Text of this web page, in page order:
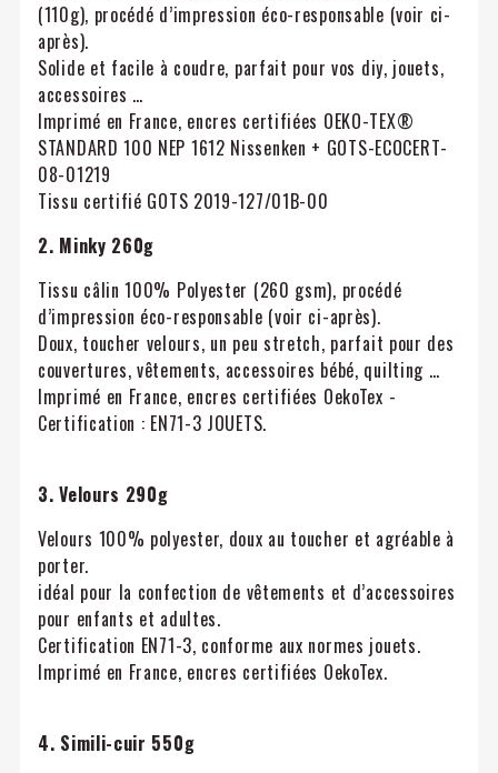
(110g), procédé d’impression éco-responsable (voir ci-
après).
Solide et facile à coudre, parfait pour vos diy, jouets,
accessoires …
Imprimé en France, encres certifiées OEKO-TEX®
STANDARD 100 NEP 1612 Nissenken + GOTS-ECOCERT-
08-01219
Tissu certifié GOTS 2019-127/01B-00
2. Minky 260g
Tissu câlin 100% Polyester (260 gsm), procédé
d’impression éco-responsable (voir ci-après).
Doux, toucher velours, un peu stretch, parfait pour des
couvertures, vêtements, accessoires bébé, quilting …
Imprimé en France, encres certifiées OekoTex -
Certification : EN71-3 JOUETS.
3. Velours 290g
Velours 100% polyester, doux au toucher et agréable à
porter.
idéal pour la confection de vêtements et d’accessoires
pour enfants et adultes.
Certification EN71-3, conforme aux normes jouets.
Imprimé en France, encres certifiées OekoTex.
4. Simili-cuir 550g